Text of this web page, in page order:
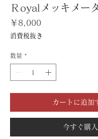
Ｒoyalメッキメー
￥8,000
格
消費税抜き
数量 *
カートに追加
今すぐ購入